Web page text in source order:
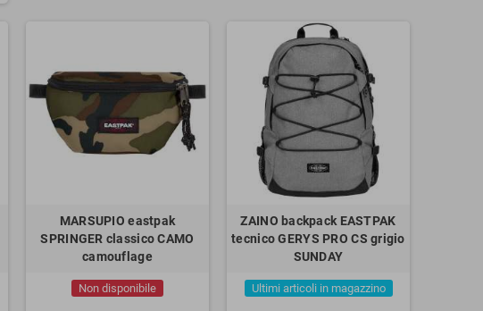
MARSUPIO eastpak
SPRINGER classico CAMO
camouflage
Non disponibile
ZAINO backpack EASTPAK
tecnico GERYS PRO CS grigio
SUNDAY
Ultimi articoli in magazzino